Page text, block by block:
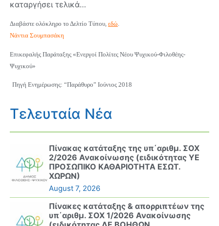
καταργήσει τελικά…
Διαβάστε ολόκληρο το Δελτίο Τύπου, εδώ.
Νάντια Σουμπασάκη
Επικεφαλής Παράταξης «Ενεργοί Πολίτες Νέου Ψυχικού-Φιλοθέης-
Ψυχικού»
Πηγή Ενημέρωσης: “Παράθυρο” Ιούνιος 2018
Τελευταία Νέα
Πίνακας κατάταξης της υπ΄αριθμ. ΣΟΧ
2/2026 Ανακοίνωσης (ειδικότητας ΥΕ
ΠΡΟΣΩΠΙΚΟ ΚΑΘΑΡΙΟΤΗΤΑ ΕΣΩΤ.
ΧΩΡΩΝ)
August 7, 2026
Πίνακες κατάταξης & απορριπτέων της
υπ΄αριθμ. ΣΟΧ 1/2026 Ανακοίνωσης